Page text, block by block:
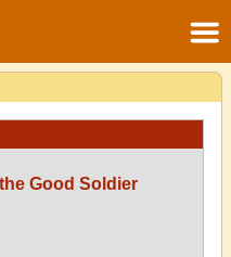
Good Soldier